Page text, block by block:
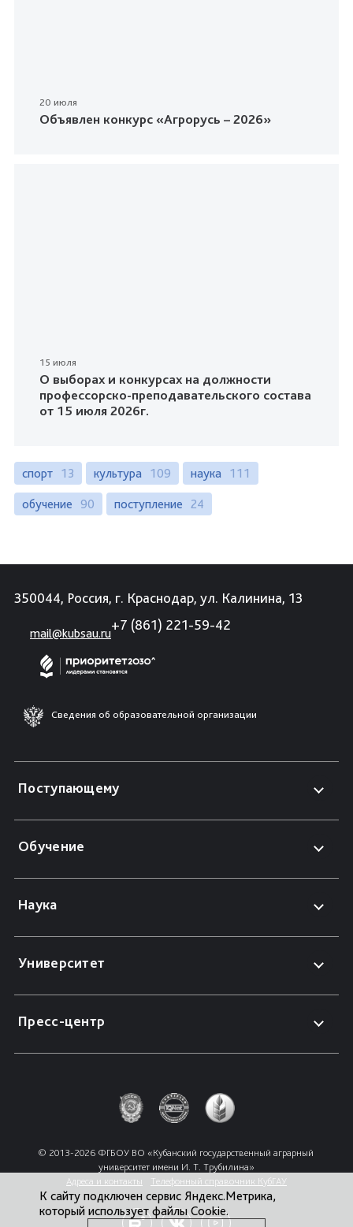
20 июля
Объявлен конкурс «Агрорусь – 2026»
15 июля
О выборах и конкурсах на должности
профессорско-преподавательского состава
от 15 июля 2026г.
спорт 13 культура 109 наука 111
обучение 90 поступление 24
350044, Россия, г. Краснодар, ул. Калинина, 13
mail@kubsau.ru
+7 (861) 221-59-42
Сведения об образовательной организации
Поступающему
Обучение
Наука
Университет
Пресс-центр
© 2013-2026 ФГБОУ ВО «Кубанский государственный аграрный
университет имени И. Т. Трубилина»
Адреса и контакты
Телефонный справочник КубГАУ
К сайту подключен сервис Яндекс.Метрика,
который использует файлы Cookie.